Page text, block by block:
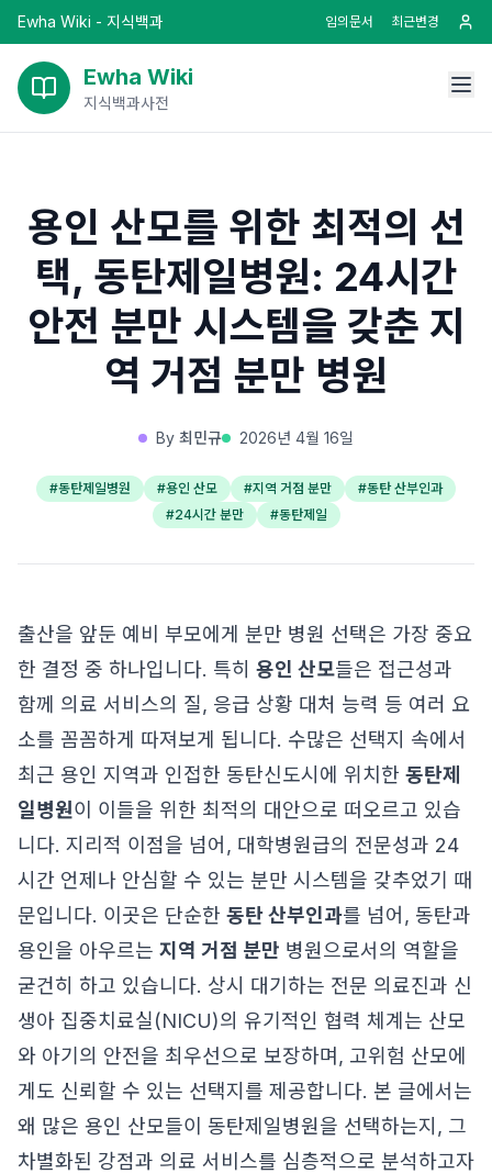
Ewha Wiki - 지식백과 임의문서 최근변경
Ewha Wiki
지식백과사전
용인 산모를 위한 최적의 선
택, 동탄제일병원: 24시간
안전 분만 시스템을 갖춘 지
역 거점 분만 병원
By 최민규 2026년 4월 16일
#동탄제일병원 #용인 산모 #지역 거점 분만 #동탄 산부인과
#24시간 분만 #동탄제일
출산을 앞둔 예비 부모에게 분만 병원 선택은 가장 중요
한 결정 중 하나입니다. 특히 용인 산모들은 접근성과
함께 의료 서비스의 질, 응급 상황 대처 능력 등 여러 요
소를 꼼꼼하게 따져보게 됩니다. 수많은 선택지 속에서
최근 용인 지역과 인접한 동탄신도시에 위치한 동탄제
일병원이 이들을 위한 최적의 대안으로 떠오르고 있습
니다. 지리적 이점을 넘어, 대학병원급의 전문성과 24
시간 언제나 안심할 수 있는 분만 시스템을 갖추었기 때
문입니다. 이곳은 단순한 동탄 산부인과를 넘어, 동탄과
용인을 아우르는 지역 거점 분만 병원으로서의 역할을
굳건히 하고 있습니다. 상시 대기하는 전문 의료진과 신
생아 집중치료실(NICU)의 유기적인 협력 체계는 산모
와 아기의 안전을 최우선으로 보장하며, 고위험 산모에
게도 신뢰할 수 있는 선택지를 제공합니다. 본 글에서는
왜 많은 용인 산모들이 동탄제일병원을 선택하는지, 그
차별화된 강점과 의료 서비스를 심층적으로 분석하고자